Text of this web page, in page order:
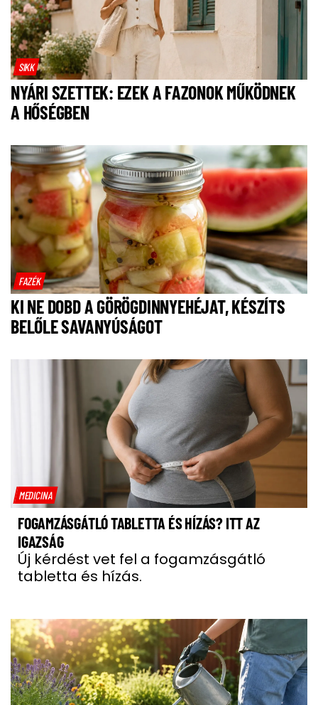
SIKK
NYÁRI SZETTEK: EZEK A FAZONOK MŰKÖDNEK
A HŐSÉGBEN
FAZÉK
KI NE DOBD A GÖRÖGDINNYEHÉJAT, KÉSZÍTS
BELŐLE SAVANYÚSÁGOT
MEDICINA
FOGAMZÁSGÁTLÓ TABLETTA ÉS HÍZÁS? ITT AZ
IGAZSÁG
Új kérdést vet fel a fogamzásgátló
tabletta és hízás.